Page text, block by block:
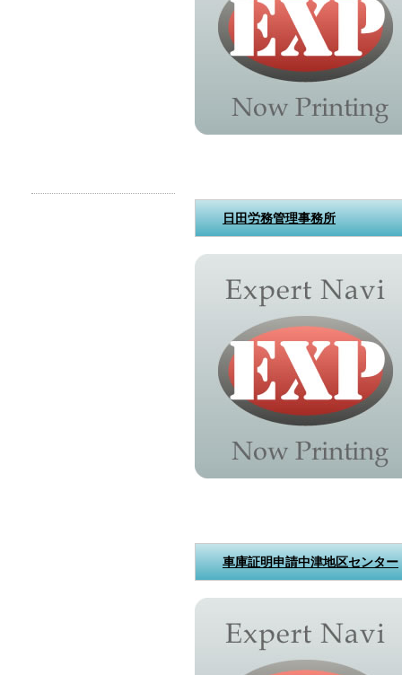
日田労務管理事務所
車庫証明申請中津地区センター